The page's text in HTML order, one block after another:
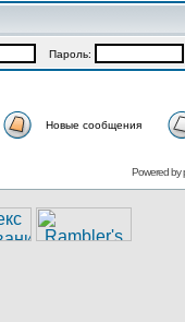
Пароль:
Новые сообщения
Powered by